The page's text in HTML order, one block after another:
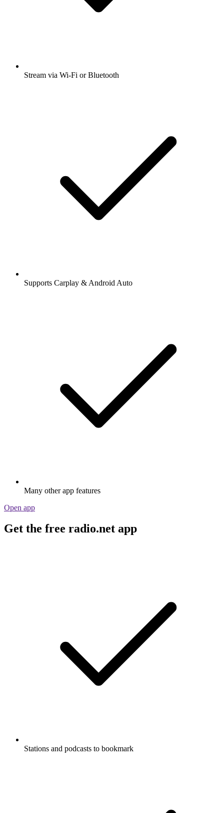
Stream via Wi-Fi or Bluetooth
Supports Carplay & Android Auto
Many other app features
Open app
Get the free radio.net app
Stations and podcasts to bookmark